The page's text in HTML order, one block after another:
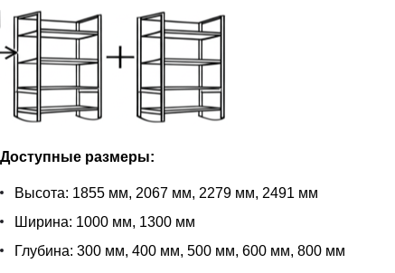
Доступные размеры:
Высота: 1855 мм, 2067 мм, 2279 мм, 2491 мм
Ширина: 1000 мм, 1300 мм
Глубина: 300 мм, 400 мм, 500 мм, 600 мм, 800 мм